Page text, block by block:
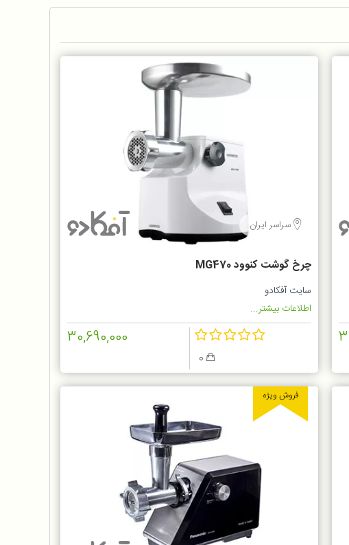
سراسر ایران
چرخ گوشت کنوود MG470
سایت آفکادو
اطلاعات بیشتر...
30,690,000
فروش ویژه